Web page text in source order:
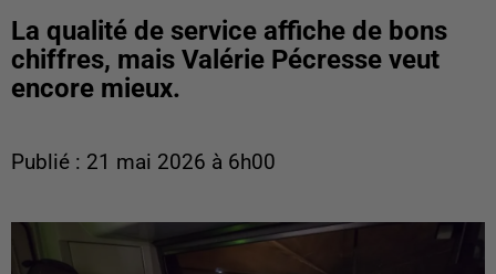
La qualité de service affiche de bons
chiffres, mais Valérie Pécresse veut
encore mieux.
Publié : 21 mai 2026 à 6h00